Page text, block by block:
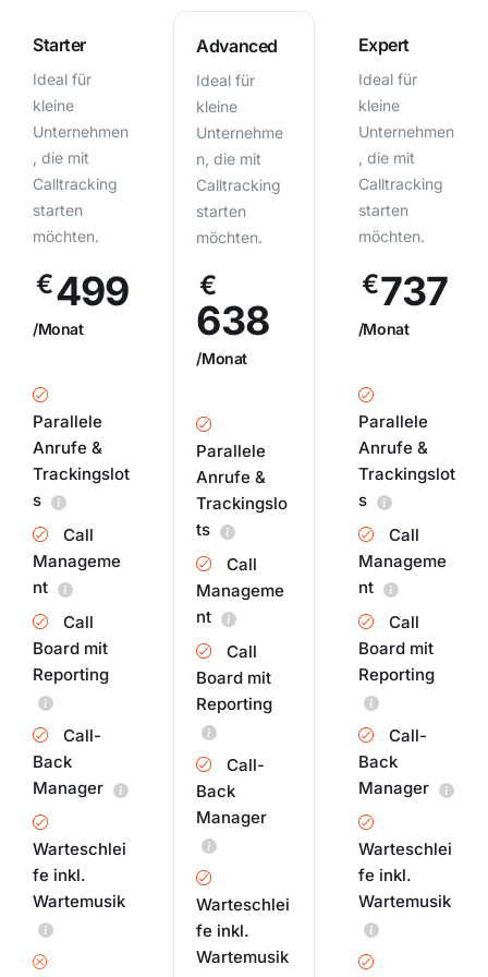
Starter
Ideal für
kleine
Unternehmen
, die mit
Calltracking
starten
möchten.
€499
/Monat
Parallele
Anrufe &
Trackingslot
s
Call
Manageme
nt
Call
Board mit
Reporting
Call-
Back
Manager
Warteschlei
fe inkl.
Wartemusik
Advanced
Ideal für
kleine
Unternehme
n, die mit
Calltracking
starten
möchten.
€
638
/Monat
Parallele
Anrufe &
Trackingslo
ts
Call
Manageme
nt
Call
Board mit
Reporting
Call-
Back
Manager
Warteschlei
fe inkl.
Wartemusik
Expert
Ideal für
kleine
Unternehmen
, die mit
Calltracking
starten
möchten.
€737
/Monat
Parallele
Anrufe &
Trackingslot
s
Call
Manageme
nt
Call
Board mit
Reporting
Call-
Back
Manager
Warteschlei
fe inkl.
Wartemusik